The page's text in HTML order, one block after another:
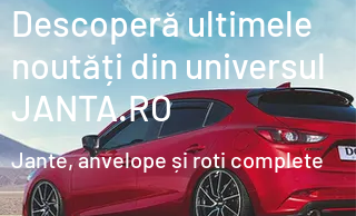
Descoperă ultimele
noutăți din universul
JANTA.RO
Jante, anvelope și roți complete